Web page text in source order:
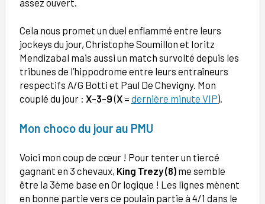
assez ouvert.
Cela nous promet un duel enflammé entre leurs
jockeys du jour, Christophe Soumillon et Ioritz
Mendizabal mais aussi un match survolté depuis les
tribunes de l’hippodrome entre leurs entraîneurs
respectifs A/G Botti et Paul De Chevigny. Mon
couplé du jour : X-3-9(X = dernière minute VIP).
Mon choco du jour au PMU
Voici mon coup de cœur ! Pour tenter un tiercé
gagnant en 3 chevaux, King Trezy (8) me semble
être la 3ème base en Or logique ! Les lignes mènent
en bonne partie vers ce poulain partie à 4/1 dans le